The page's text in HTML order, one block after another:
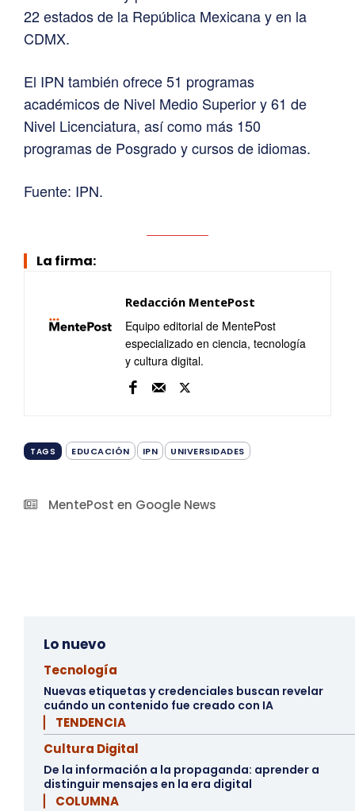
22 estados de la República Mexicana y en la
CDMX.
El IPN también ofrece 51 programas
académicos de Nivel Medio Superior y 61 de
Nivel Licenciatura, así como más 150
programas de Posgrado y cursos de idiomas.
Fuente: IPN.
La firma:
Redacción MentePost
Equipo editorial de MentePost
especializado en ciencia, tecnología
y cultura digital.
TAGS EDUCACIÓN IPN UNIVERSIDADES
MentePost en Google News
Lo nuevo
Tecnología
Nuevas etiquetas y credenciales buscan revelar
cuándo un contenido fue creado con IA
▏ TENDENCIA
Cultura Digital
De la información a la propaganda: aprender a
distinguir mensajes en la era digital
▏ COLUMNA